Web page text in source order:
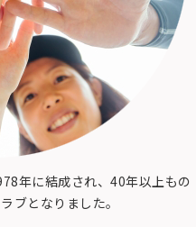
年に結成され、40年以上もの
ブとなりました。